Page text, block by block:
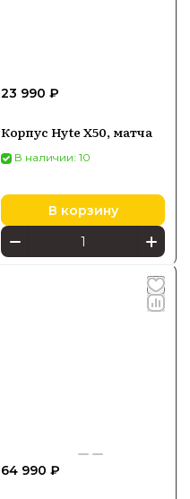
23 990 ₽
Корпус Hyte X50, матча
В наличии: 10
В корзину
64 990 ₽